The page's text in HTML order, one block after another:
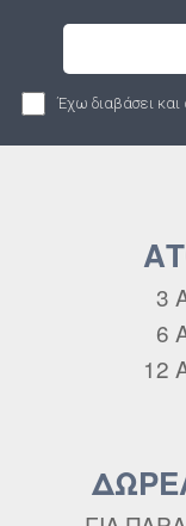
Έχω διαβάσει και
3
6
12